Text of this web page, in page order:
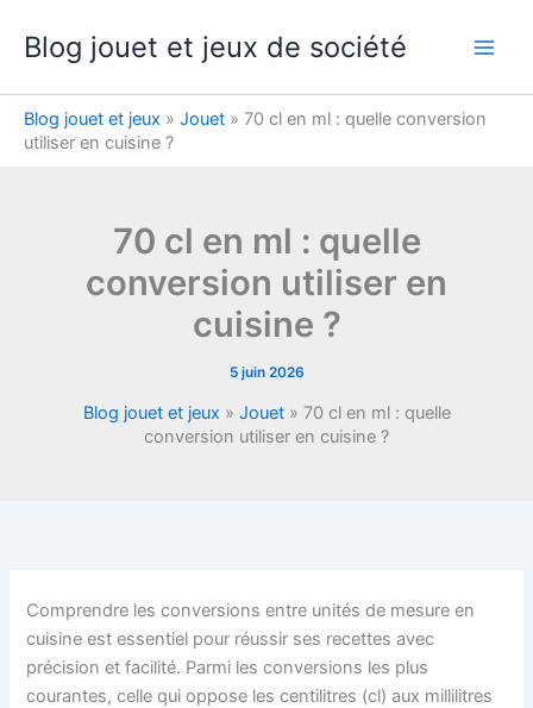
Blog jouet et jeux de société
Blog jouet et jeux » Jouet » 70 cl en ml : quelle conversion
utiliser en cuisine ?
70 cl en ml : quelle
conversion utiliser en
cuisine ?
5 juin 2026
Blog jouet et jeux » Jouet» 70 cl en ml : quelle
conversion utiliser en cuisine ?
Comprendre les conversions entre unités de mesure en
cuisine est essentiel pour réussir ses recettes avec
précision et facilité. Parmi les conversions les plus
courantes, celle qui oppose les centilitres (cl) aux millilitres